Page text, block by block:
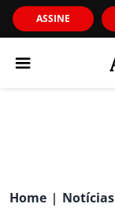
ASSINE
Home | Notícias